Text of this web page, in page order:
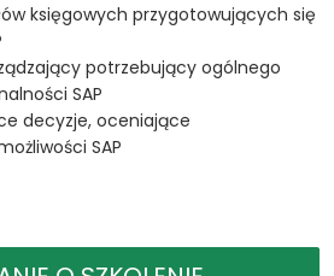
księgowych przygotowujących się
potrzebujący ogólnego
SAP
decyzje, oceniające
SAP